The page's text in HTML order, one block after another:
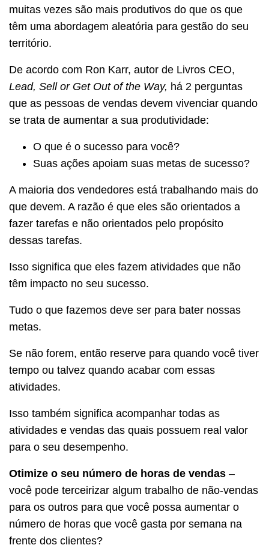
muitas vezes são mais produtivos do que os que
têm uma abordagem aleatória para gestão do seu
território.
De acordo com Ron Karr, autor de Livros CEO,
Lead, Sell or Get Out of the Way, há 2 perguntas
que as pessoas de vendas devem vivenciar quando
se trata de aumentar a sua produtividade:
O que é o sucesso para você?
Suas ações apoiam suas metas de sucesso?
A maioria dos vendedores está trabalhando mais do
que devem. A razão é que eles são orientados a
fazer tarefas e não orientados pelo propósito
dessas tarefas.
Isso significa que eles fazem atividades que não
têm impacto no seu sucesso.
Tudo o que fazemos deve ser para bater nossas
metas.
Se não forem, então reserve para quando você tiver
tempo ou talvez quando acabar com essas
atividades.
Isso também significa acompanhar todas as
atividades e vendas das quais possuem real valor
para o seu desempenho.
Otimize o seu número de horas de vendas –
você pode terceirizar algum trabalho de não-vendas
para os outros para que você possa aumentar o
número de horas que você gasta por semana na
frente dos clientes?